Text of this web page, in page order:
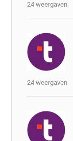
24 weergaven
24 weergaven